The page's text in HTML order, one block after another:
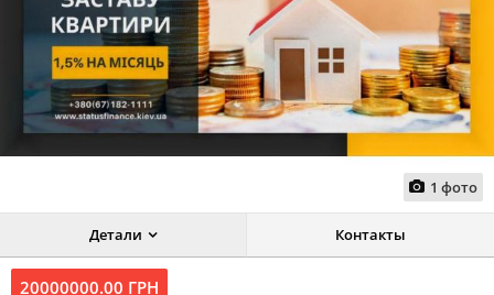
1 фото
Детали Контакты
20000000.00 ГРН